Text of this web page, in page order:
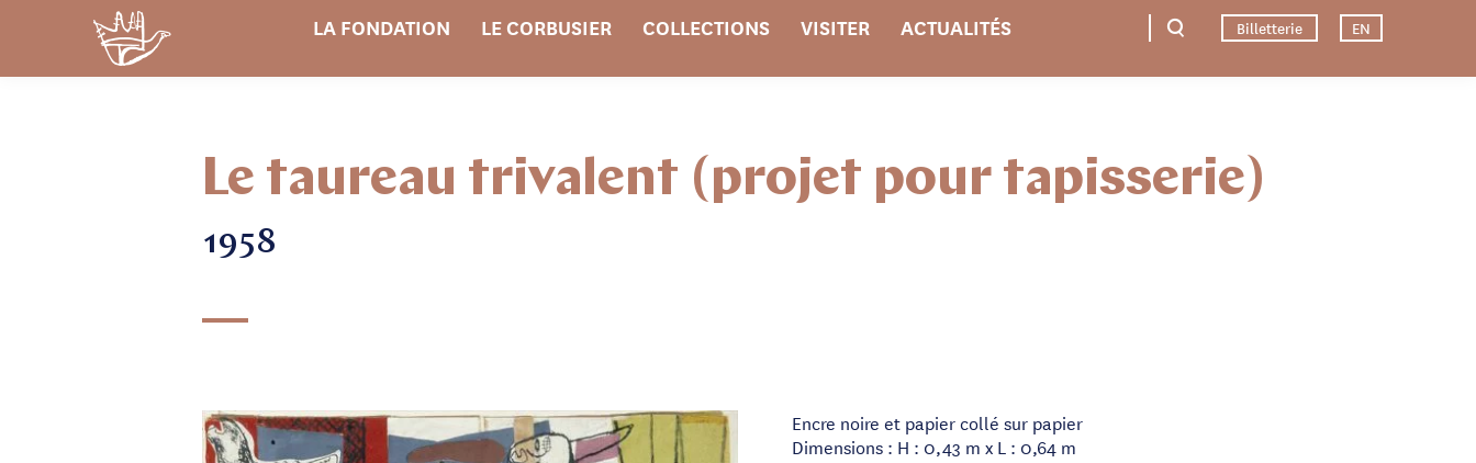
LA FONDATION LE CORBUSIER COLLECTIONS VISITER ACTUALITÉS Billetterie EN
Le taureau trivalent (projet pour tapisserie)
1958
Encre noire et papier collé sur papier
Dimensions : H : 0,43 m x L : 0,64 m